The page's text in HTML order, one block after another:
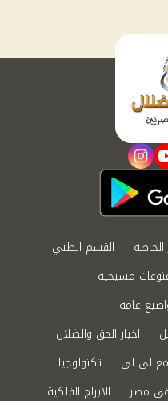
youtube
instagram
الخاصة
القسم الطبي
مسيحية
عامة
اخبار الحق والضلال
لى لى
تكنولوجيا
في مصر الابراج الفلكية